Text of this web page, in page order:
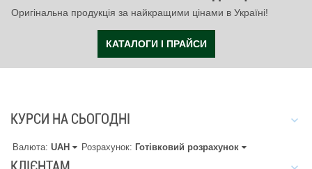
Оригінальна продукція за найкращими цінами в Україні!
КАТАЛОГИ І ПРАЙСИ
КУРСИ НА СЬОГОДНІ
Валюта: UAH Розрахунок: Готівковий розрахунок